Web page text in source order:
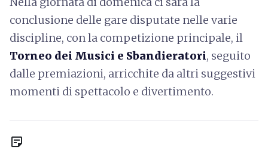
conclusione delle gare disputate nelle varie
discipline, con la competizione principale, il
Torneo dei Musici e Sbandieratori, seguito
dalle premiazioni, arricchite da altri suggestivi
momenti di spettacolo e divertimento.
sticky_note_2